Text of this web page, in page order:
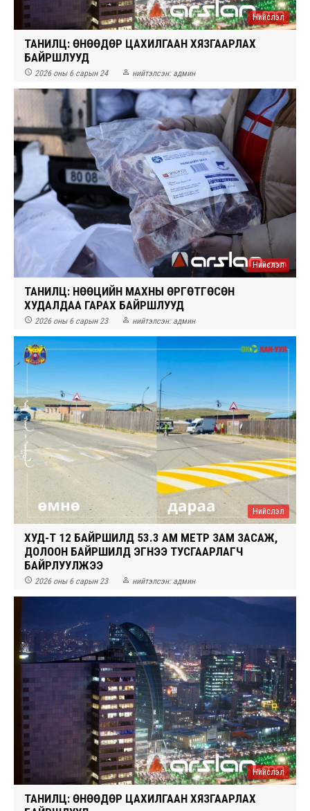
Нийслэл
ТАНИЛЦ: ӨНӨӨДӨР ЦАХИЛГААН ХЯЗГААРЛАХ
БАЙРШЛУУД
 2026 оны 6 сарын 24  нийтэлсэн: админ
Нийслэл
ТАНИЛЦ: НӨӨЦИЙН МАХНЫ ӨРГӨТГӨСӨН
ХУДАЛДАА ГАРАХ БАЙРШЛУУД
 2026 оны 6 сарын 23  нийтэлсэн: админ
Нийслэл
ХУД-Т 12 БАЙРШИЛД 53.3 АМ МЕТР ЗАМ ЗАСАЖ,
ДОЛООН БАЙРШИЛД ЭГНЭЭ ТУСГААРЛАГЧ
БАЙРЛУУЛЖЭЭ
 2026 оны 6 сарын 23  нийтэлсэн: админ
Нийслэл
ТАНИЛЦ: ӨНӨӨДӨР ЦАХИЛГААН ХЯЗГААРЛАХ